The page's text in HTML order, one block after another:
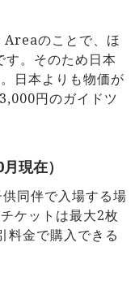
のことで、ほ
す。そのため日本
日本よりも物価が
円のガイドツ
現在）
同伴で入場する場
ケットは最大2枚
料金で購入できる